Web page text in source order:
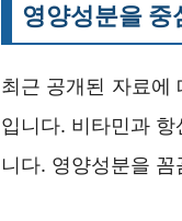
영양성분을 중
최근 공개된 자료에
입니다. 비타민과
니다. 영양성분을